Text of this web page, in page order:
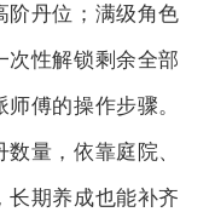
阶丹位；满级角色
次性解锁剩余全部
傅的操作步骤。
量，依靠庭院、
长期养成也能补齐